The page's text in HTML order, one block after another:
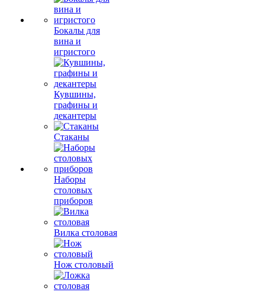
Бокалы для
вина и
игристого
Кувшины,
графины и
декантеры
Стаканы
Наборы
столовых
приборов
Вилка столовая
Нож столовый